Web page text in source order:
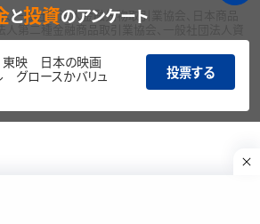
、一般社団法人金融先物取引業協会、日本商品
人第二種金融商品取引業協会、一般社団法人資
Inc. All
と投資のアンケート
東映 日本の映画
グロースかバリュ
投票する